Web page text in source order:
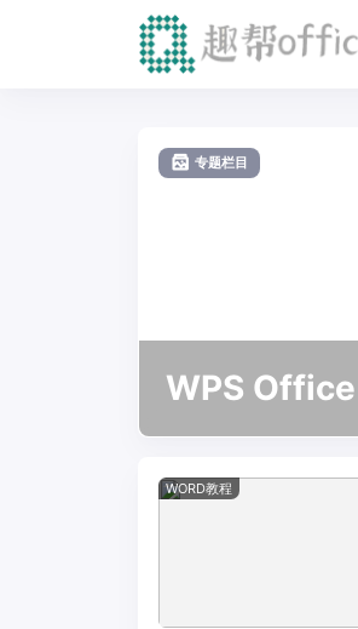
专题栏目
WPS
WORD教程